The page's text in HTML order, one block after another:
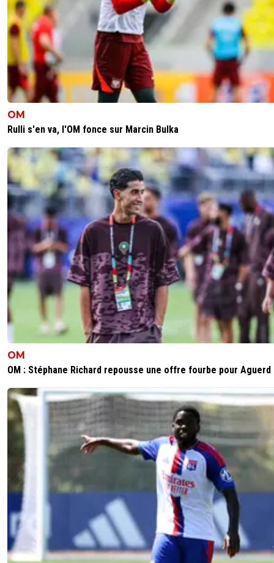
OM
Rulli s'en va, l'OM fonce sur Marcin Bulka
OM
OM : Stéphane Richard repousse une offre fourbe pour Aguerd